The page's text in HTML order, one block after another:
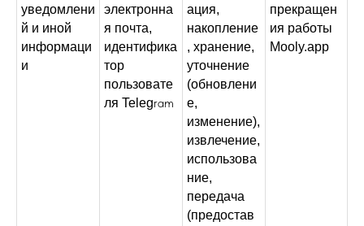
уведомлени
й и иной
информаци
и
электронна
я почта,
идентифика
тор
пользовате
ля Telegram
ация,
накопление
, хранение,
уточнение
(обновлени
е,
изменение),
извлечение,
использова
ние,
передача
(предостав
прекращен
ия работы
Mooly.app